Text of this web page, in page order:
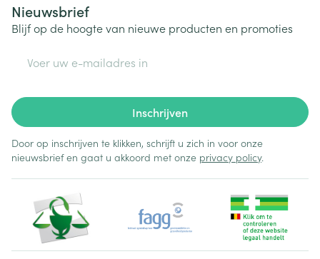
Nieuwsbrief
Blijf op de hoogte van nieuwe producten en promoties
Inschrijven
Door op inschrijven te klikken, schrijft u zich in voor onze
nieuwsbrief en gaat u akkoord met onze privacy policy.